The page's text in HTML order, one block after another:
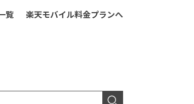
覧 楽天モバイル料金プランへ